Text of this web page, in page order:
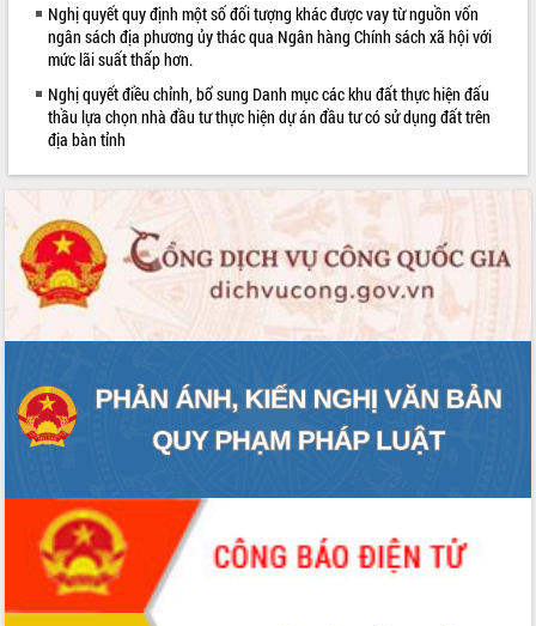
Nghị quyết quy định một số đối tượng khác được vay từ nguồn vốn
ngân sách địa phương ủy thác qua Ngân hàng Chính sách xã hội với
mức lãi suất thấp hơn.
Nghị quyết điều chỉnh, bổ sung Danh mục các khu đất thực hiện đấu
thầu lựa chọn nhà đầu tư thực hiện dự án đầu tư có sử dụng đất trên
địa bàn tỉnh